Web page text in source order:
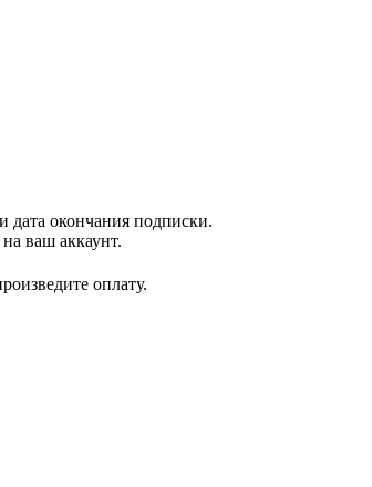
дата окончания подписки.
ваш аккаунт.
оплату.